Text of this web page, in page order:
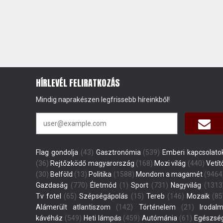
HÍRLEVÉL FELIRATKOZÁS
Mindig naprakészen legfrissebb híreinkből!
Flag gondolja (43) Gasztronómia (539) Emberi
(36) Rejtőzködő magyarország (168) Mozi világ (440)
(30) Belföld (13) Politika (1588) Mondom a magamét
Gazdaság (770) Életmód (1) Sport (731) Nagyvilág
Tv fotel (65) Szépségápolás (15) Tereb (146) Mozaik
Alámerült atlantiszom (142) Történelem (21)
kávéház (549) Heti lámpás (459) Autómánia (61)